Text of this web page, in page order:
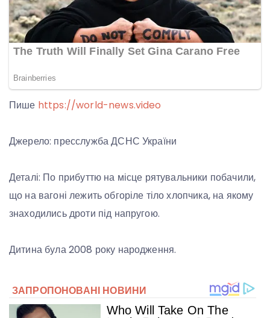
Пише https://world-news.video
Джерело: пресслужба ДСНС України
Деталі: По прибуттю на місце рятувальники побачили,
що на вагоні лежить обгоріле тіло хлопчика, на якому
знаходились дроти під напругою.
Дитина була 2008 року народження.